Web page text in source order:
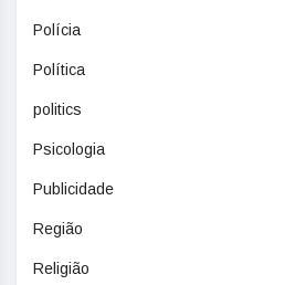
Polícia
Política
politics
Psicologia
Publicidade
Região
Religião